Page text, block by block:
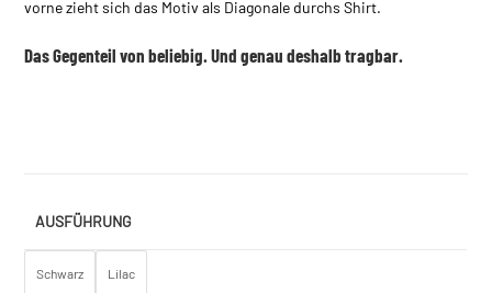
vorne zieht sich das Motiv als Diagonale durchs Shirt.
Das Gegenteil von beliebig. Und genau deshalb tragbar.
AUSFÜHRUNG
Schwarz Lilac